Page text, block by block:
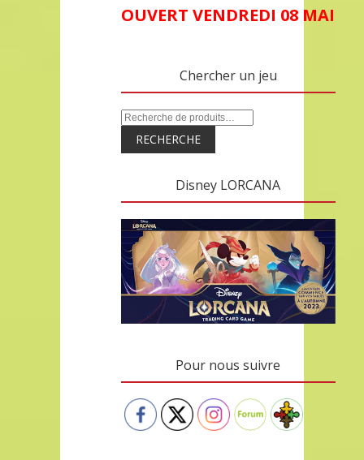
OUVERT VENDREDI 08 MAI
Chercher un jeu
RECHERCHE
Disney LORCANA
Pour nous suivre